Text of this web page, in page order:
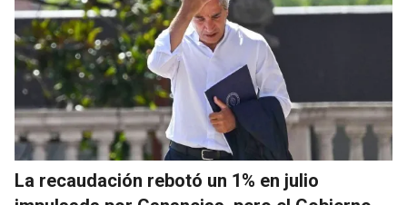
La recaudación rebotó un 1% en julio